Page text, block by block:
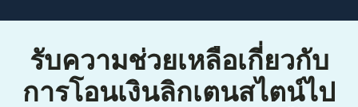
รับความช่วยเหลือเกี่ยวกับ
การโอนเงินลิกเตนสไตน์ไป